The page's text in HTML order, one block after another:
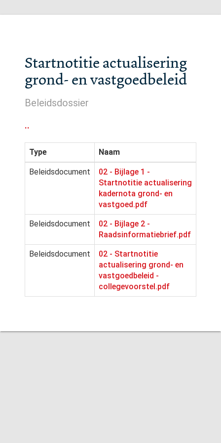
Startnotitie actualisering
grond- en vastgoedbeleid
Beleidsdossier
..
Type Naam
Beleidsdocument
02 - Bijlage 1 -
Startnotitie actualisering
kadernota grond- en
vastgoed.pdf
Beleidsdocument
02 - Bijlage 2 -
Raadsinformatiebrief.pdf
Beleidsdocument
02 - Startnotitie
actualisering grond- en
vastgoedbeleid -
collegevoorstel.pdf